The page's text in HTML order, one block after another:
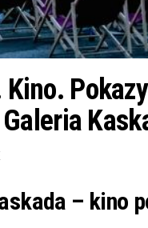
Kino.
– kino